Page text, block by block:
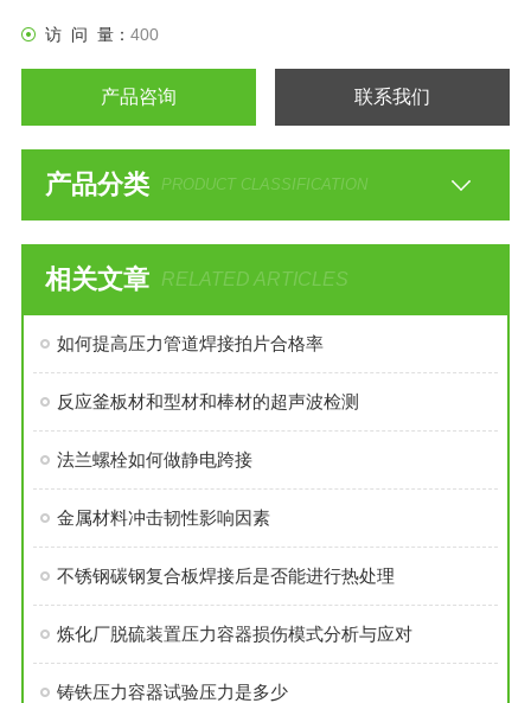
访 问 量： 400
产品咨询 联系我们
产品分类 PRODUCT CLASSIFICATION
相关文章 RELATED ARTICLES
如何提高压力管道焊接拍片合格率
反应釜板材和型材和棒材的超声波检测
法兰螺栓如何做静电跨接
金属材料冲击韧性影响因素
不锈钢碳钢复合板焊接后是否能进行热处理
炼化厂脱硫装置压力容器损伤模式分析与应对
铸铁压力容器试验压力是多少